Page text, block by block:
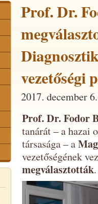
Prof. Dr.
vezetőségi
2017. december 6.
Prof. Dr. Fodor
tanárát – a hazai
társasága – a
vezetőségének
megválasztották.